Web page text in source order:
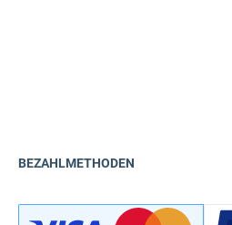
BEZAHLMETHODEN